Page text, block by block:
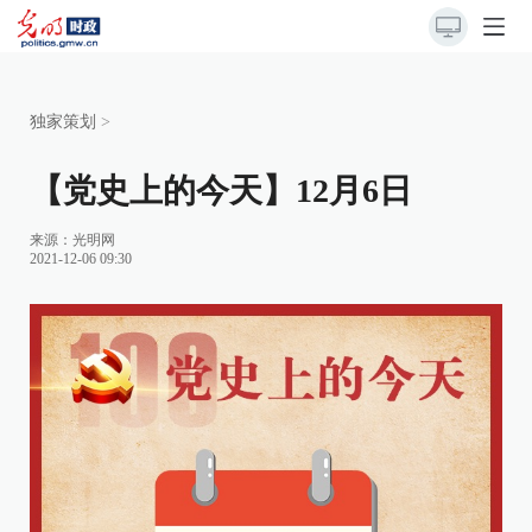
独家策划 >
【党史上的今天】12月6日
来源： 光明网
2021-12-06 09:30